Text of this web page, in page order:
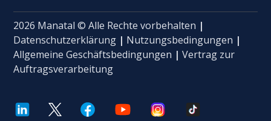
2026 Manatal © Alle Rechte vorbehalten |
Datenschutzerklärung | Nutzungsbedingungen |
Allgemeine Geschäftsbedingungen | Vertrag zur
Auftragsverarbeitung